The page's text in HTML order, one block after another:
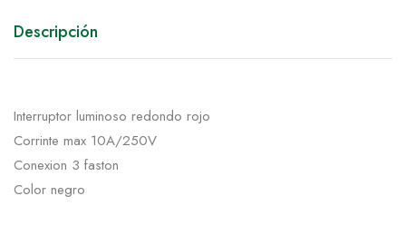
Descripción
Interruptor luminoso redondo rojo
Corrinte max 10A/250V
Conexion 3 faston
Color negro